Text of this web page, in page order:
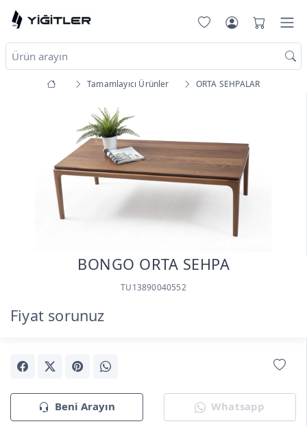
Tamamlayıcı Ürünler ORTA SEHPALAR
BONGO ORTA SEHPA
TU13890040552
Fiyat sorunuz
Beni Arayın Whatsapp